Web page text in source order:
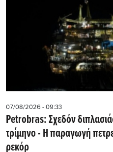
07/08/2026 - 09:33
Petrobras: Σχεδόν
τρίμηνο - Η παραγωγή
ρεκόρ